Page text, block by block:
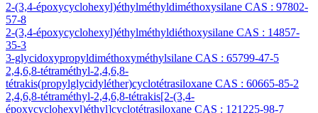
2-(3,4-époxycyclohexyl)éthylméthyldiméthoxysilane CAS : 97802-
57-8
2-(3,4-époxycyclohexyl)éthylméthyldiéthoxysilane CAS : 14857-
35-3
3-glycidoxypropyldiméthoxyméthylsilane CAS : 65799-47-5
2,4,6,8-tétraméthyl-2,4,6,8-
tétrakis(propylglycidyléther)cyclotétrasiloxane CAS : 60665-85-2
2,4,6,8-tétraméthyl-2,4,6,8-tétrakis[2-(3,4-
époxycyclohexyl)éthyl]cyclotétrasiloxane CAS : 121225-98-7